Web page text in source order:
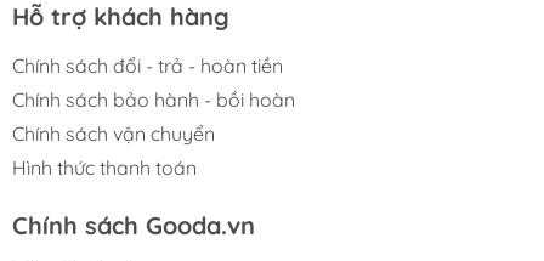
Hỗ trợ khách hàng
Chính sách đổi - trả - hoàn tiền
Chính sách bảo hành - bồi hoàn
Chính sách vận chuyển
Hình thức thanh toán
Chính sách Gooda.vn